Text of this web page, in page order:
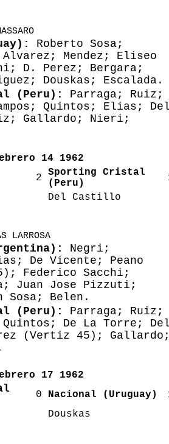
Roberto Sosa;
Mendez; Eliseo
D. Perez; Bergara;
Douskas; Escalada.
(Peru): Parraga; Ruiz;
Quintos; Elias;
Gallardo; Nieri;
14 1962
2
Sporting Cristal
(Peru)
Del Castillo
LARROSA
Negri;
De Vicente; Peano
Federico Sacchi;
Juan Jose Pizzuti;
Sosa; Belen.
(Peru): Parraga; Ruiz;
Quintos; De La Torre;
(Vertiz 45);
17 1962
0 Nacional (Uruguay)
Douskas